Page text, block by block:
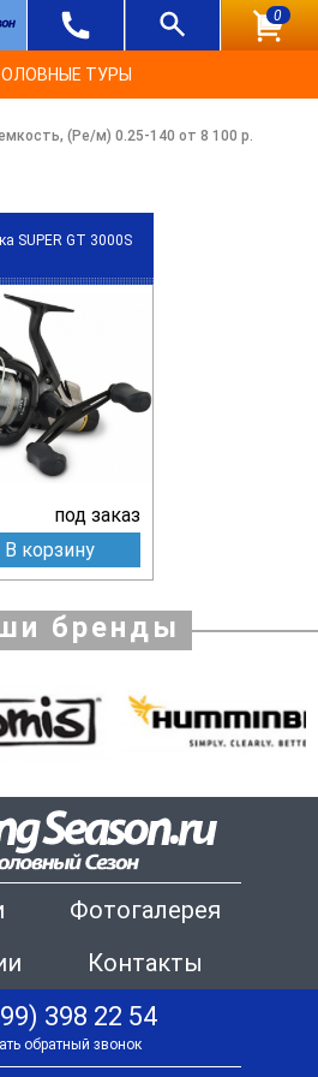
0
ТУРЫ
(Ре/м) 0.25-140 от 8 100 р.
SUPER GT 3000S
под заказ
В корзину
бренды
Фотогалерея
Контакты
398 22 54
обратный звонок